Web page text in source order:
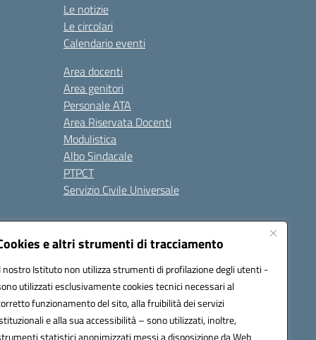
e altri strumenti di tracciamento
nostro Istituto non utilizza strumenti di profilazione degli utenti -
utilizzati esclusivamente cookies tecnici necessari al
funzionamento del sito, alla fruibilità dei servizi
e alla sua accessibilità – sono utilizzati, inoltre,
statistici anonimizzati messi a disposizione da Web
Le notizie
Le circolari
Calendario eventi
Area docenti
Area genitori
Personale ATA
Area Riservata Docenti
Modulistica
Albo Sindacale
PTPCT
Servizio Civile Universale